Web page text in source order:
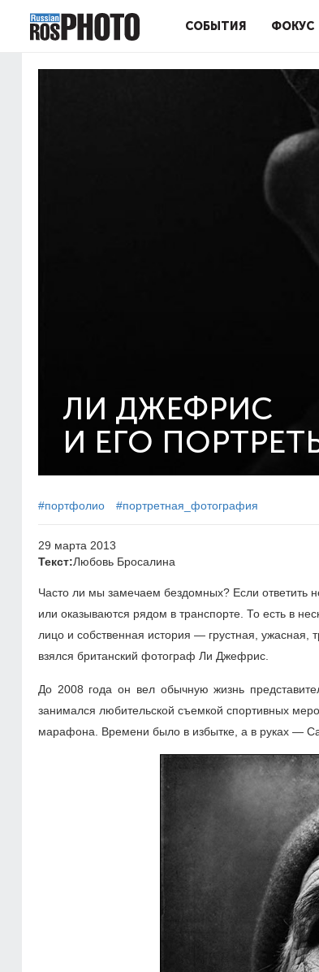
СОБЫТИЯ ФОКУС
ЛИ ДЖЕФРИС
И ЕГО
#портфолио #портретная_фотография
29 марта 2013
Текст:Любовь Бросалина
Часто ли мы замечаем бездомных? Если ответить
или оказываются рядом в транспорте. То есть в
лицо и собственная история — грустная, ужасная,
взялся британский фотограф Ли Джефрис.
До 2008 года он вел обычную жизнь
занимался любительской съемкой спортивных
марафона. Времени было в избытке, а в руках —